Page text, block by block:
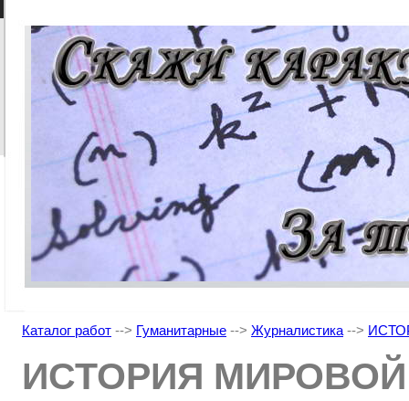
Каталог работ --> Гуманитарные --> Журналистика -->
ИСТОРИЯ